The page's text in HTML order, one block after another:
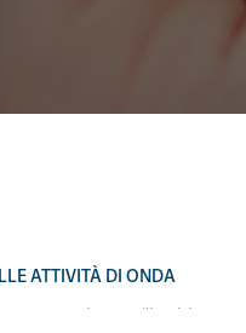
ATTIVITÀ DI ONDA
proseguire con l'iscrizione.